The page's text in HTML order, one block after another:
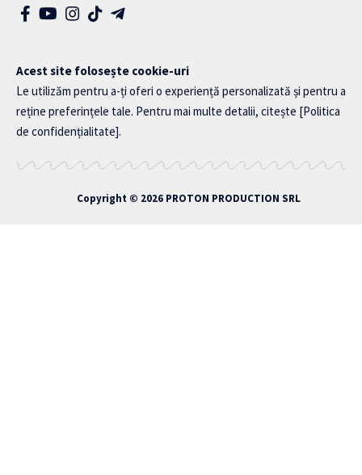
Acest site folosește cookie-uri
Le utilizăm pentru a-ți oferi o experiență personalizată și pentru a
reține preferințele tale. Pentru mai multe detalii, citește [Politica
de confidențialitate].
Copyright © 2026 PROTON PRODUCTION SRL